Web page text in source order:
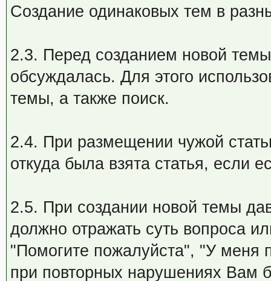
Создание одинаковых тем в
2.3. Перед созданием новой
обсуждалась. Для этого
темы, а также поиск.
2.4. При размещении чужой
откуда была взята статья, если
2.5. При создании новой темы
должно отражать суть вопроса
"Помогите пожалуйста", "У меня
при повторных нарушениях Вам